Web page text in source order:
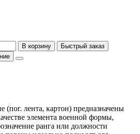
В корзину
Быстрый заказ
лента, картон) предназначены
элемента военной формы,
ранга или должности